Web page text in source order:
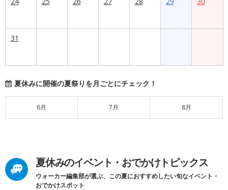
31
夏休みに開催の夏祭りを月ごとにチェック！
6月 7月 8月
夏休みのイベント・おでかけトピックス
ウォーカー編集部が選ぶ、この夏におすすめしたい旬なイベント・
おでかけスポット